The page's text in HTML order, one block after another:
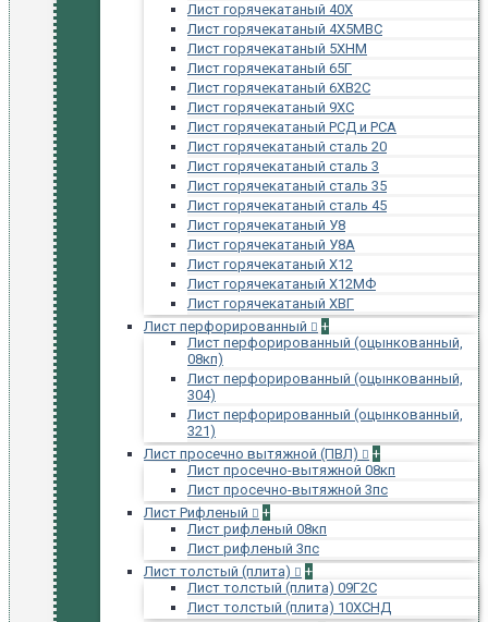
Лист горячекатаный 40Х
Лист горячекатаный 4Х5МВС
Лист горячекатаный 5ХНМ
Лист горячекатаный 65Г
Лист горячекатаный 6ХВ2С
Лист горячекатаный 9ХС
Лист горячекатаный РСД и РСА
Лист горячекатаный сталь 20
Лист горячекатаный сталь 3
Лист горячекатаный сталь 35
Лист горячекатаный сталь 45
Лист горячекатаный У8
Лист горячекатаный У8А
Лист горячекатаный Х12
Лист горячекатаный Х12МФ
Лист горячекатаный ХВГ
Лист перфорированный
+
Лист перфорированный (оцынкованный,
08кп)
Лист перфорированный (оцынкованный,
304)
Лист перфорированный (оцынкованный,
321)
Лист просечно вытяжной (ПВЛ)
+
Лист просечно-вытяжной 08кп
Лист просечно-вытяжной 3пс
Лист Рифленый
+
Лист рифленый 08кп
Лист рифленый 3пс
Лист толстый (плита)
+
Лист толстый (плита) 09Г2С
Лист толстый (плита) 10ХСНД